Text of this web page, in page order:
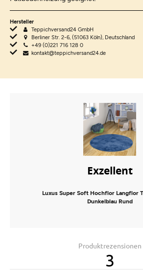
Hersteller
Teppichversand24 GmbH
Berliner Str. 2-6, (51063 Köln), Deutschland
+49 (0)221 716 128 0
kontakt@teppichversand24.de
Exzellent
Luxus Super Soft Hochflor Langflor
Dunkelblau Rund
Produktrezensionen
3